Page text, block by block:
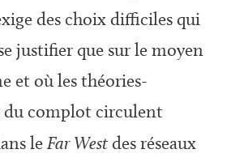
des choix difficiles qui
justifier que sur le moyen
et où les théories-
du complot circulent
le Far Westdes réseaux